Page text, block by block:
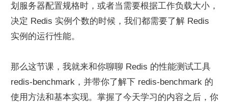
划服务器配置规格时，或者当需要根据工作负载大小，
决定 Redis 实例个数的时候，我们都需要了解 Redis
实例的运行性能。
那么这节课，我就来和你聊聊 Redis 的性能测试工具
redis-benchmark，并带你了解下 redis-benchmark 的
使用方法和基本实现。掌握了今天学习的内容之后，你